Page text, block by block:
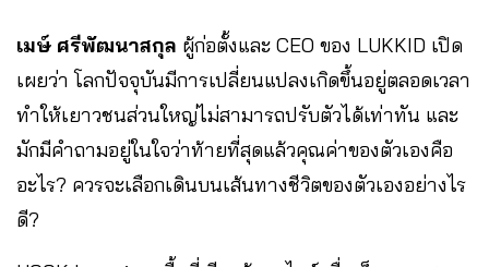
เมษ์ ศรีพัฒนาสกุล ผู้ก่อตั้งและ CEO ของ LUKKID เปิด
เผยว่า โลกปัจจุบันมีการเปลี่ยนแปลงเกิดขึ้นอยู่ตลอดเวลา
ทำให้เยาวชนส่วนใหญ่ไม่สามารถปรับตัวได้เท่าทัน และ
มักมีคำถามอยู่ในใจว่าท้ายที่สุดแล้วคุณค่าของตัวเองคือ
อะไร? ควรจะเลือกเดินบนเส้นทางชีวิตของตัวเองอย่างไร
ดี?